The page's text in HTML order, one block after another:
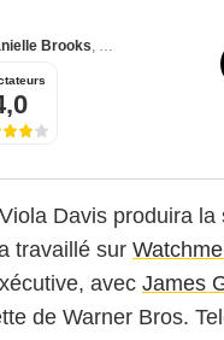
Brooks, Freddie Stroma
Davis produira
travaillé sur
avec James
de Warner Bros.